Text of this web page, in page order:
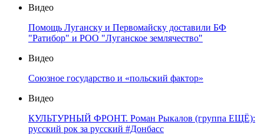
Видео
Помощь Луганску и Первомайску доставили БФ
"Ратибор" и РОО "Луганское землячество"
Видео
Союзное государство и «польский фактор»
Видео
КУЛЬТУРНЫЙ ФРОНТ. Роман Рыкалов (группа ЕЩЁ):
русский рок за русский #Донбасс